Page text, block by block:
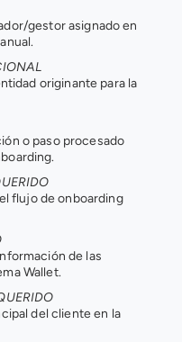
gestor asignado en
originante para la
o paso procesado
flujo de onboarding
de las
Wallet.
del cliente en la